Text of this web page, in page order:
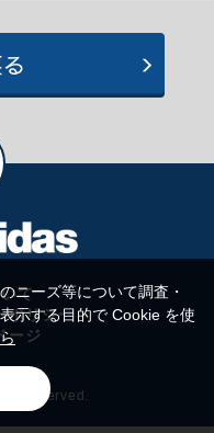
て
ポリシー
ージ
reserved.
ニーズ等について調査・
示する目的で Cookie を使